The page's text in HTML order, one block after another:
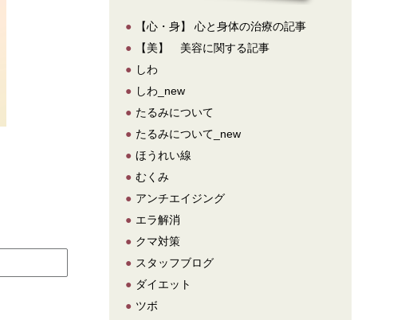
●
【心・身】 心と身体の治療の記事
●
【美】 美容に関する記事
● しわ
● しわ_new
● たるみについて
● たるみについて_new
● ほうれい線
● むくみ
● アンチエイジング
● エラ解消
● クマ対策
● スタッフブログ
● ダイエット
● ツボ